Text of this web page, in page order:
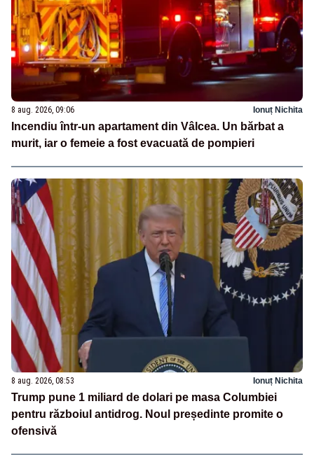
8 aug. 2026, 09:06 Ionuț Nichita
Incendiu într-un apartament din Vâlcea. Un bărbat a
murit, iar o femeie a fost evacuată de pompieri
8 aug. 2026, 08:53 Ionuț Nichita
Trump pune 1 miliard de dolari pe masa Columbiei
pentru războiul antidrog. Noul președinte promite o
ofensivă